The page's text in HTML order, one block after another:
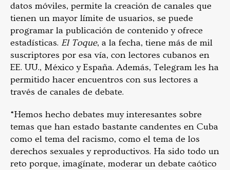
datos móviles, permite la creación de canales que
tienen un mayor límite de usuarios, se puede
programar la publicación de contenido y ofrece
estadísticas. El Toque, a la fecha, tiene más de mil
suscriptores por esa vía, con lectores cubanos en
EE. UU., México y España. Además, Telegram les ha
permitido hacer encuentros con sus lectores a
través de canales de debate.
“Hemos hecho debates muy interesantes sobre
temas que han estado bastante candentes en Cuba
como el tema del racismo, como el tema de los
derechos sexuales y reproductivos. Ha sido todo un
reto porque, imagínate, moderar un debate caótico